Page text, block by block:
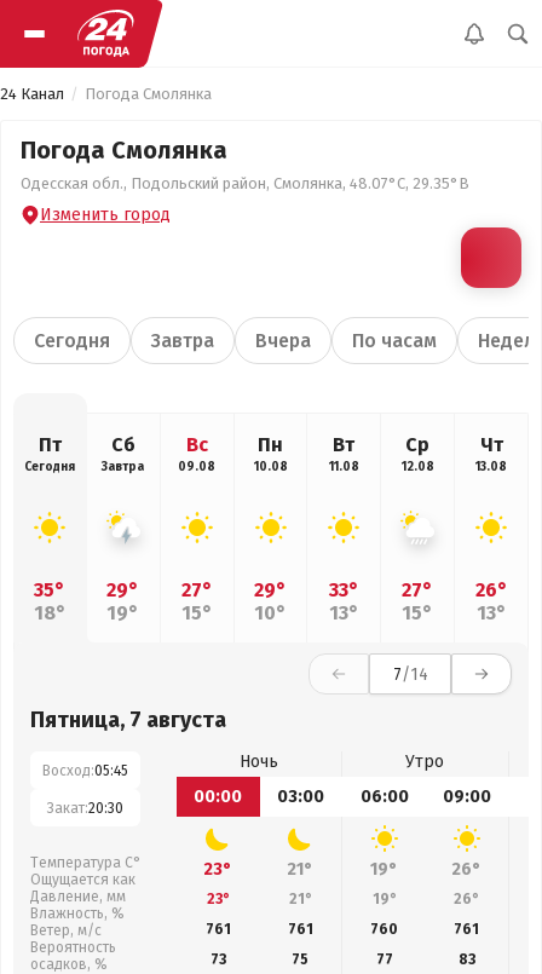
24 Канал Погода Смолянка
Погода Смолянка
Одесская обл., Подольский район, Смолянка, 48.07°С, 29.35°В
Изменить город
Сегодня Завтра Вчера По часам
Пт
Сегодня
35°
18°
Сб
Завтра
29°
19°
Вс
09.08
27°
15°
Пн
10.08
29°
10°
Вт
11.08
33°
13°
Ср
12.08
27°
15°
Чт
13.08
26°
13°
7/14
Пятница, 7 августа
Восход:05:45
Закат:20:30
Температура С°
Ощущается как
Давление, мм
Влажность, %
Ветер, м/с
Вероятность
осадков, %
Ночь
Утро
00:00
03:00 06:00 09:00
23° 21° 19° 26°
23° 21° 19° 26°
761
761 760 761
73
75 77 83